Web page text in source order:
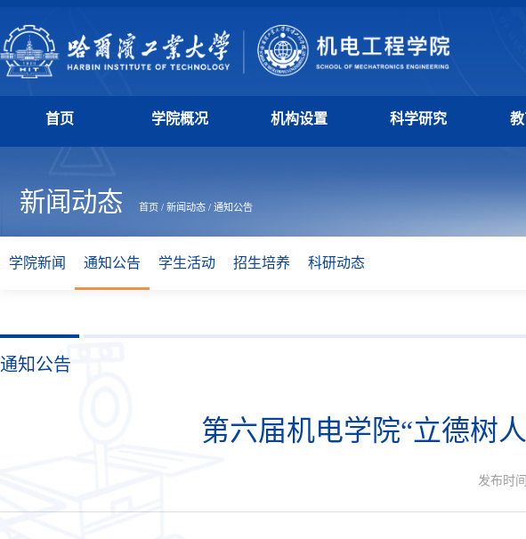
首页 学院概况 机构设置 科学研究
新闻动态 首页 / 新闻动态 / 通知公告
学院新闻 通知公告 学生活动 招生培养 科研动态
通知公告
第六届机电学院“立德树
发布时